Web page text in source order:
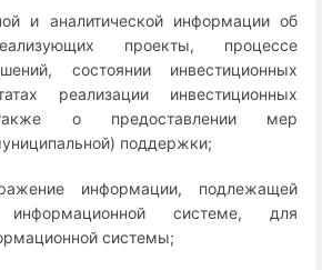
и аналитической информации об
проекты, процессе
состоянии инвестиционных
реализации инвестиционных
о предоставлении мер
поддержки;
информации, подлежащей
системе, для
системы;